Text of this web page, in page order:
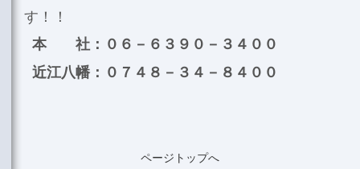
す！！
本 社：０６－６３９０－３４００
近江八幡：０７４８－３４－８４００
ページトップへ